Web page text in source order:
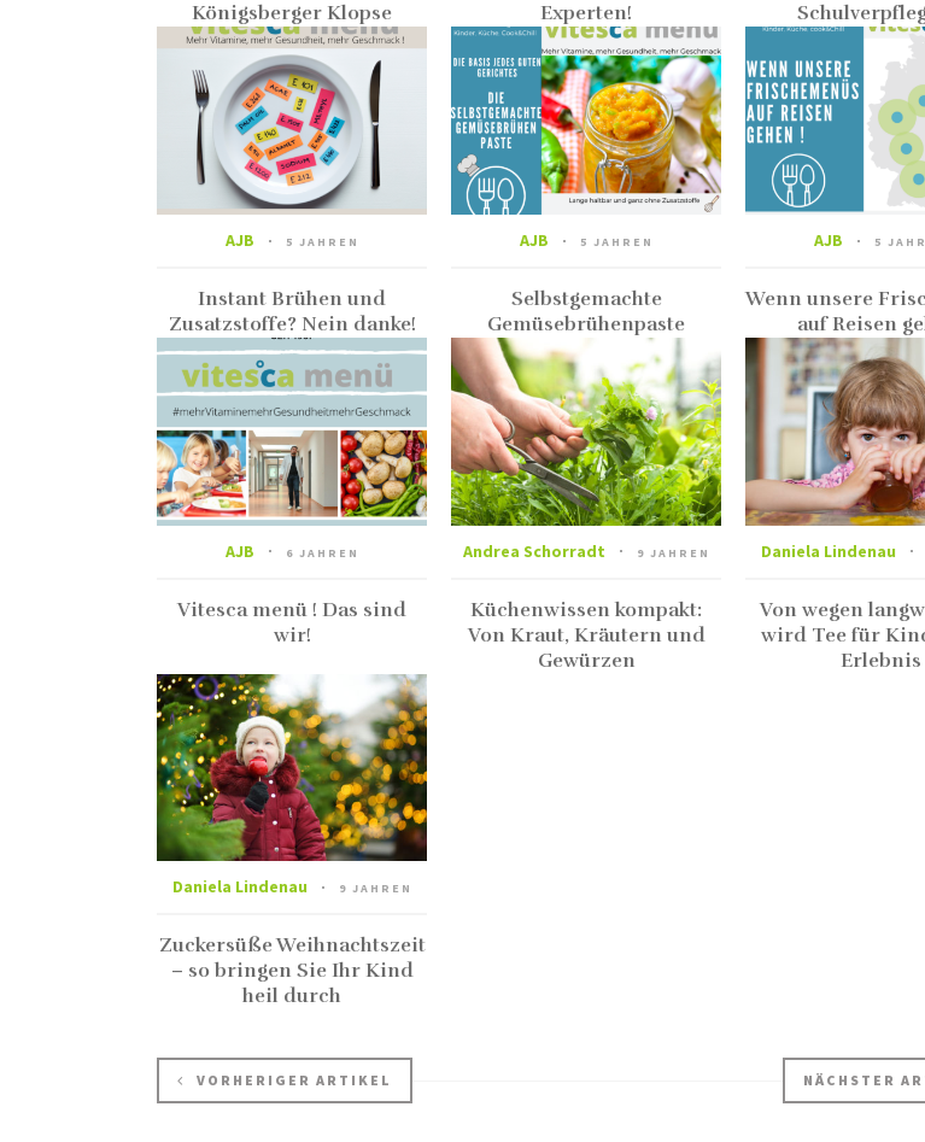
Königsberger Klopse
Experten!
AJB 5 JAHREN
Instant Brühen und
Zusatzstoffe? Nein danke!
AJB 5 JAHREN
Selbstgemachte
Gemüsebrühenpaste
AJB 5
Wenn unsere
auf Reisen
AJB 6 JAHREN
Vitesca menü ! Das sind
wir!
Andrea Schorradt 9 JAHREN
Küchenwissen kompakt:
Von Kraut, Kräutern und
Gewürzen
Daniela Lindenau
Von wegen
wird Tee für
Erlebnis
Daniela Lindenau 9 JAHREN
Zuckersüße Weihnachtszeit
– so bringen Sie Ihr Kind
heil durch
VORHERIGER ARTIKEL NÄCHSTER